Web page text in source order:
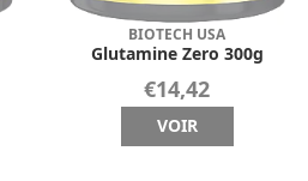
BIOTECH USA
Glutamine Zero 300g
€14,42
VOIR